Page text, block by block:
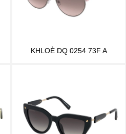
KHLOÈ DQ 0254 73F A